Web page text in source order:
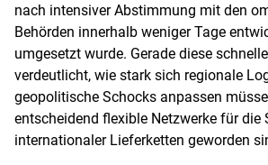
nach intensiver Abstimmung mit den
Behörden innerhalb weniger Tage
umgesetzt wurde. Gerade diese
verdeutlicht, wie stark sich regionale
geopolitische Schocks anpassen
entscheidend flexible Netzwerke für die
internationaler Lieferketten geworden